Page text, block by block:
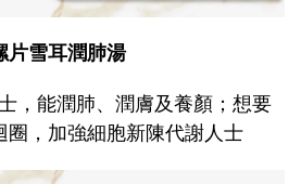
片雪耳潤肺湯
，能潤肺、潤膚及養顏；想要
圈，加強細胞新陳代謝人士